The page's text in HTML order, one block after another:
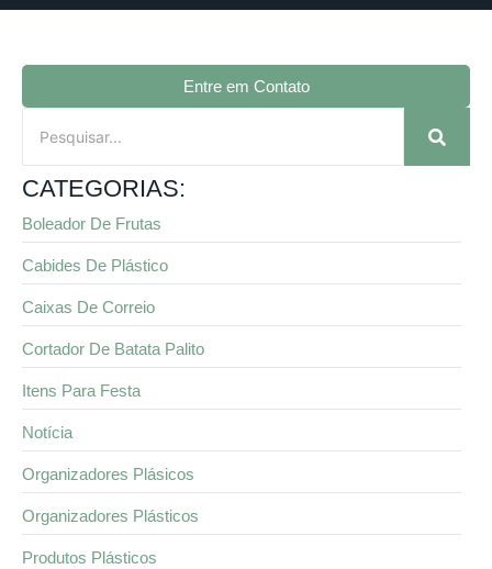
Entre em Contato
CATEGORIAS:
Boleador De Frutas
Cabides De Plástico
Caixas De Correio
Cortador De Batata Palito
Itens Para Festa
Notícia
Organizadores Plásicos
Organizadores Plásticos
Produtos Plásticos